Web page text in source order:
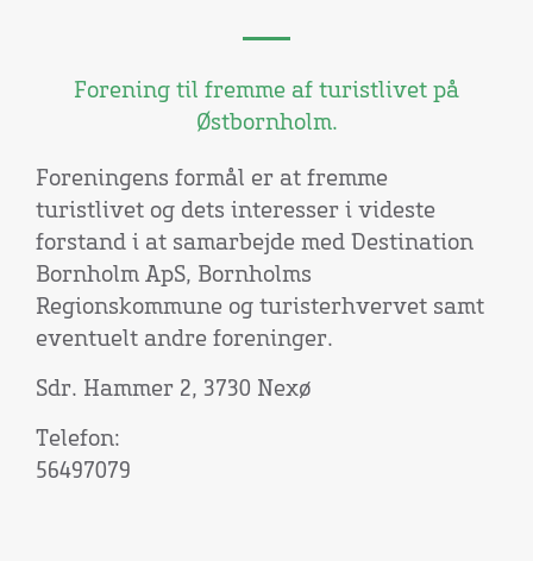
Forening til fremme af turistlivet på
Østbornholm.
Foreningens formål er at fremme
turistlivet og dets interesser i videste
forstand i at samarbejde med Destination
Bornholm ApS, Bornholms
Regionskommune og turisterhvervet samt
eventuelt andre foreninger.
Sdr. Hammer 2, 3730 Nexø
Telefon:
56497079